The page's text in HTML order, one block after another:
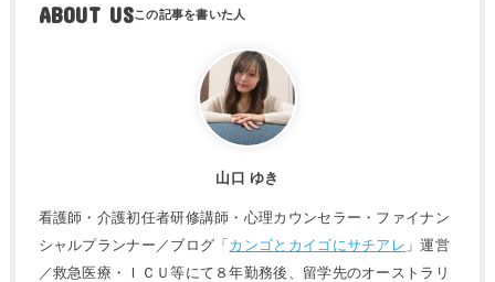
ABOUT US
山口 ゆき
看護師・介護初任者研修講師・心理カウンセラー・ファイナン
シャルプランナー／ブログ「 カンゴとカイゴにサチアレ 」運営
／救急医療・ＩＣＵ等にて８年勤務後、留学先のオーストラリ